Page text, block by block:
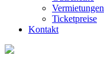
Vermietungen
Ticketpreise
Kontakt